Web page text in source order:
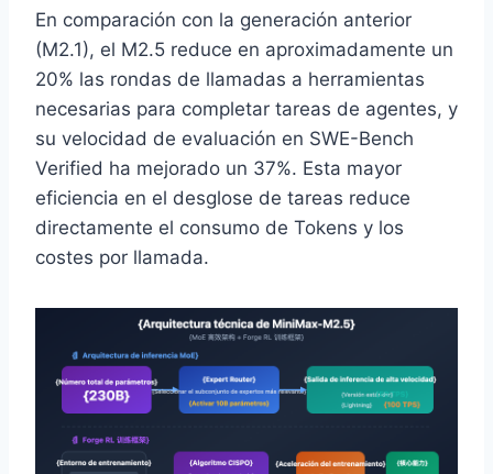
En comparación con la generación anterior
(M2.1), el M2.5 reduce en aproximadamente un
20% las rondas de llamadas a herramientas
necesarias para completar tareas de agentes, y
su velocidad de evaluación en SWE-Bench
Verified ha mejorado un 37%. Esta mayor
eficiencia en el desglose de tareas reduce
directamente el consumo de Tokens y los
costes por llamada.